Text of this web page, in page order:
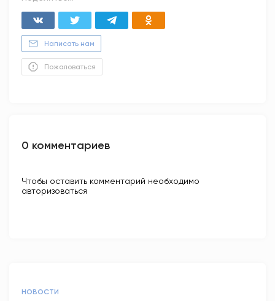
Написать нам
Пожаловаться
0 комментариев
Чтобы оставить комментарий необходимо
авторизоваться
НОВОСТИ